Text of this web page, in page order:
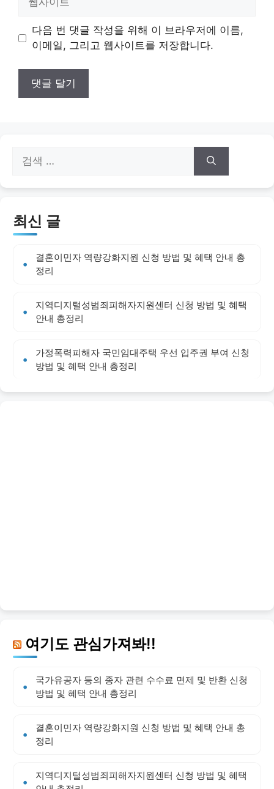
트
다음 번 댓글 작성을 위해 이 브라우저에 이름,
이메일, 그리고 웹사이트를 저장합니다.
색:
최신 글
결혼이민자 역량강화지원 신청 방법 및 혜택 안내 총
정리
지역디지털성범죄피해자지원센터 신청 방법 및 혜택
안내 총정리
가정폭력피해자 국민임대주택 우선 입주권 부여 신청
방법 및 혜택 안내 총정리
여기도 관심가져봐!!
국가유공자 등의 종자 관련 수수료 면제 및 반환 신청
방법 및 혜택 안내 총정리
결혼이민자 역량강화지원 신청 방법 및 혜택 안내 총
정리
지역디지털성범죄피해자지원센터 신청 방법 및 혜택